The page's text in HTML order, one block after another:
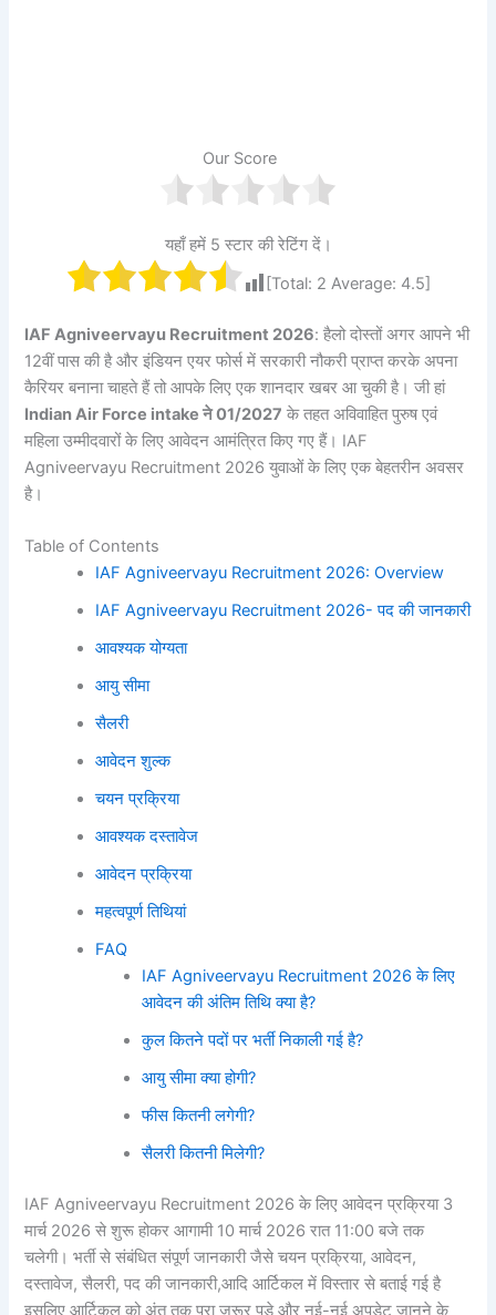
Our Score
यहाँ हमें 5 स्टार की रेटिंग दें।
[Total: 2 Average: 4.5]
IAF Agniveervayu Recruitment 2026: हैलो दोस्तों अगर आपने भी
12वीं पास की है और इंडियन एयर फोर्स में सरकारी नौकरी प्राप्त करके अपना
कैरियर बनाना चाहते हैं तो आपके लिए एक शानदार खबर आ चुकी है। जी हां
Indian Air Force intake ने 01/2027 के तहत अविवाहित पुरुष एवं
महिला उम्मीदवारों के लिए आवेदन आमंत्रित किए गए हैं। IAF
Agniveervayu Recruitment 2026 युवाओं के लिए एक बेहतरीन अवसर
है।
Table of Contents
IAF Agniveervayu Recruitment 2026: Overview
IAF Agniveervayu Recruitment 2026- पद की जानकारी
आवश्यक योग्यता
आयु सीमा
सैलरी
आवेदन शुल्क
चयन प्रक्रिया
आवश्यक दस्तावेज
आवेदन प्रक्रिया
महत्वपूर्ण तिथियां
FAQ
IAF Agniveervayu Recruitment 2026 के लिए
आवेदन की अंतिम तिथि क्या है?
कुल कितने पदों पर भर्ती निकाली गई है?
आयु सीमा क्या होगी?
फीस कितनी लगेगी?
सैलरी कितनी मिलेगी?
IAF Agniveervayu Recruitment 2026 के लिए आवेदन प्रक्रिया 3
मार्च 2026 से शुरू होकर आगामी 10 मार्च 2026 रात 11:00 बजे तक
चलेगी। भर्ती से संबंधित संपूर्ण जानकारी जैसे चयन प्रक्रिया, आवेदन,
दस्तावेज, सैलरी, पद की जानकारी,आदि आर्टिकल में विस्तार से बताई गई है
इसलिए आर्टिकल को अंत तक पूरा जरूर पड़े और नई-नई अपडेट जानने के